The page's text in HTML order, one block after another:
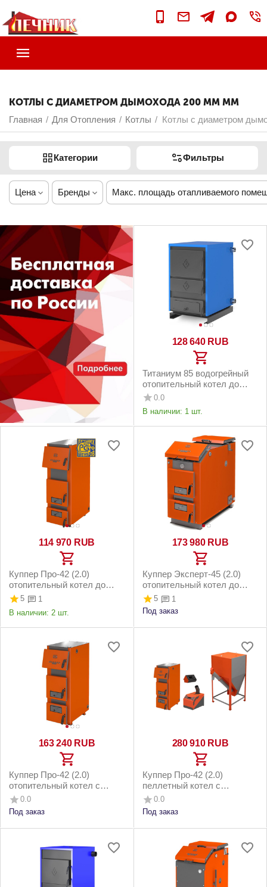
КОТЛЫ С ДИАМЕТРОМ ДЫМОХОДА 200 ММ ММ
Главная / Для Отопления / Котлы / Котлы с диаметром
Категории Фильтры
Цена Бренды Макс. площадь отапливаемого
128 640 RUB
Титаниум 85 водогрейный
отопительный котел до
850м2
0.0
В наличии: 1 шт.
114 970 RUB
Куппер Про-42 (2.0)
отопительный котел до
420м2 42кВт
5
1
В наличии: 2 шт.
173 980 RUB
Куппер Эксперт-45 (2.0)
отопительный котел до
450м2 45кВт
5
1
Под заказ
163 240 RUB
Куппер Про-42 (2.0)
отопительный котел с
горелкой АГГ-40К до 420м2
42кВт
0.0
Под заказ
280 910 RUB
Куппер Про-42 (2.0)
пеллетный котел с
горелкой 42 Комфорт 3.0 и
напольным бункером до 4...
0.0
Под заказ